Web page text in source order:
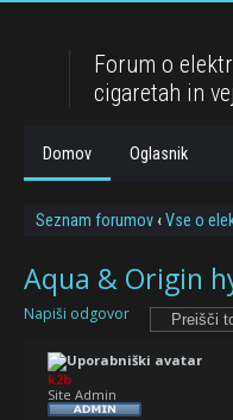
Forum o
cigaretah in
Domov Oglasnik
Seznam forumov ‹Vse o
Aqua & Origin
Napiši odgovor
k2b
Site Admin